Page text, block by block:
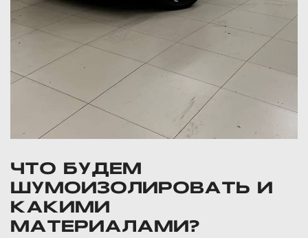
ЧТО БУДЕМ
ШУМОИЗОЛИРОВАТЬ И
КАКИМИ
МАТЕРИАЛАМИ?